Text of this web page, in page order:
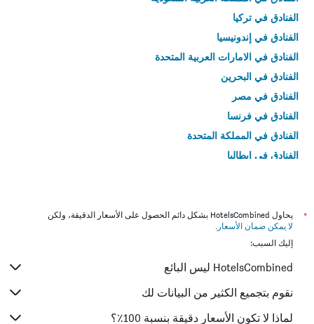
الفنادق في تركيا
الفنادق في إندونيسيا
الفنادق في الامارات العربية المتحدة
الفنادق في البحرين
الفنادق في مصر
الفنادق في فرنسا
الفنادق في المملكة المتحدة
الفنادق في إيطاليا
*
يحاول HotelsCombined بشكل دائم الحصول على الأسعار الدقيقة، ولكن
لا يمكن ضمان الأسعار .
إليك السبب:
HotelsCombined ليس البائع
نقوم بتجميع الكثير من البيانات لك
لماذا لا تكون الأسعار دقيقة بنسبة 100٪؟